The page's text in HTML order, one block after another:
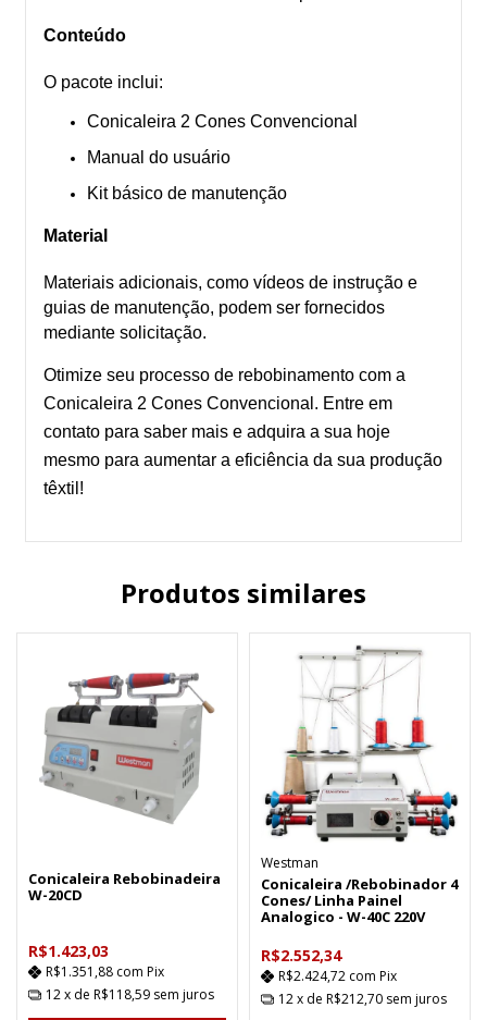
Conteúdo
O pacote inclui:
Conicaleira 2 Cones Convencional
Manual do usuário
Kit básico de manutenção
Material
Materiais adicionais, como vídeos de instrução e
guias de manutenção, podem ser fornecidos
mediante solicitação.
Otimize seu processo de rebobinamento com a
Conicaleira 2 Cones Convencional. Entre em
contato para saber mais e adquira a sua hoje
mesmo para aumentar a eficiência da sua produção
têxtil!
Produtos similares
Conicaleira Rebobinadeira
W-20CD
R$1.423,03
R$1.351,88 com Pix
12x de R$118,59 sem juros
Westman
Conicaleira /Rebobinador 4
Cones/ Linha Painel
Analogico - W-40C 220V
R$2.552,34
R$2.424,72 com Pix
12x de R$212,70 sem juros